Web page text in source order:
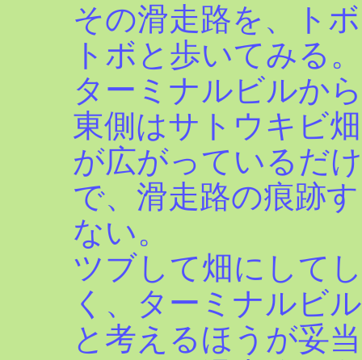
その滑走路を、トボ
トボと歩いてみる。
ターミナルビルから
東側はサトウキビ畑
が広がっているだけ
で、滑走路の痕跡
ない。
ツブして畑にして
く、ターミナルビ
と考えるほうが妥